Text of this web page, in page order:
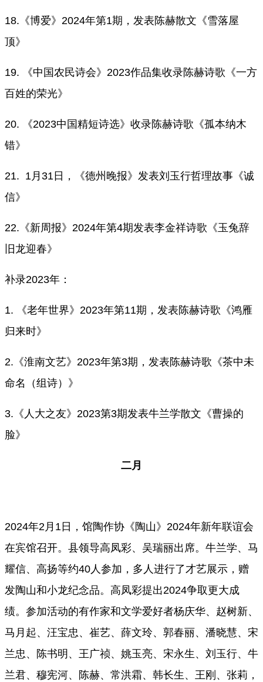
18.《博爱》2024年第1期，发表陈赫散文《雪落屋
顶》
19. 《中国农民诗会》2023作品集收录陈赫诗歌《一方
百姓的荣光》
20. 《2023中国精短诗选》收录陈赫诗歌《孤本纳木
错》
21. 1月31日，《德州晚报》发表刘玉行哲理故事《诚
信》
22.《新周报》2024年第4期发表李金祥诗歌《玉兔辞
旧龙迎春》
补录2023年：
1. 《老年世界》2023年第11期，发表陈赫诗歌《鸿雁
归来时》
2.《淮南文艺》2023年第3期，发表陈赫诗歌《茶中未
命名（组诗）》
3.《人大之友》2023第3期发表牛兰学散文《曹操的
脸》
二月
2024年2月1日，馆陶作协《陶山》2024年新年联谊会
在宾馆召开。县领导高凤彩、吴瑞丽出席。牛兰学、马
耀信、高扬等约40人参加，多人进行了才艺展示，赠
发陶山和小龙纪念品。高凤彩提出2024争取更大成
绩。参加活动的有作家和文学爱好者杨庆华、赵树新、
马月起、汪宝忠、崔艺、薛文玲、郭春丽、潘晓慧、宋
兰忠、陈书明、王广祯、姚玉亮、宋永生、刘玉行、牛
兰君、穆宪河、陈赫、常洪霜、韩长生、王刚、张莉，